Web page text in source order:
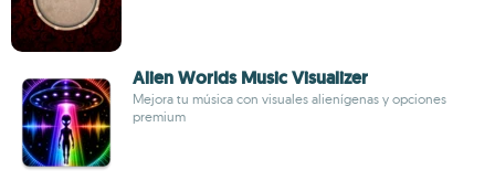
Alien Worlds Music Visualizer
Mejora tu música con visuales alienígenas y opciones
premium